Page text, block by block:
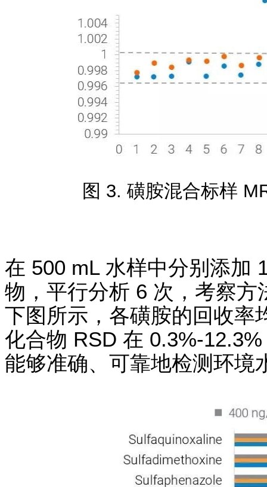
图 3. 磺胺混合标样
在 500 mL 水样中分别添加
物，平行分析 6 次，考察
下图所示，各磺胺的回收率
化合物 RSD 在 0.3%-
能够准确、可靠地检测环境